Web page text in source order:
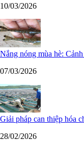
10/03/2026
Nắng nóng mùa hè:
07/03/2026
Giải pháp can thiệp hóa
28/02/2026